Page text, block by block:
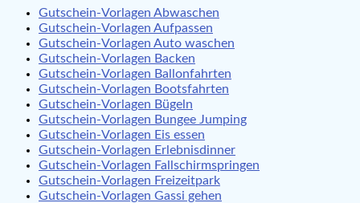
Gutschein-Vorlagen Abwaschen
Gutschein-Vorlagen Aufpassen
Gutschein-Vorlagen Auto waschen
Gutschein-Vorlagen Backen
Gutschein-Vorlagen Ballonfahrten
Gutschein-Vorlagen Bootsfahrten
Gutschein-Vorlagen Bügeln
Gutschein-Vorlagen Bungee Jumping
Gutschein-Vorlagen Eis essen
Gutschein-Vorlagen Erlebnisdinner
Gutschein-Vorlagen Fallschirmspringen
Gutschein-Vorlagen Freizeitpark
Gutschein-Vorlagen Gassi gehen